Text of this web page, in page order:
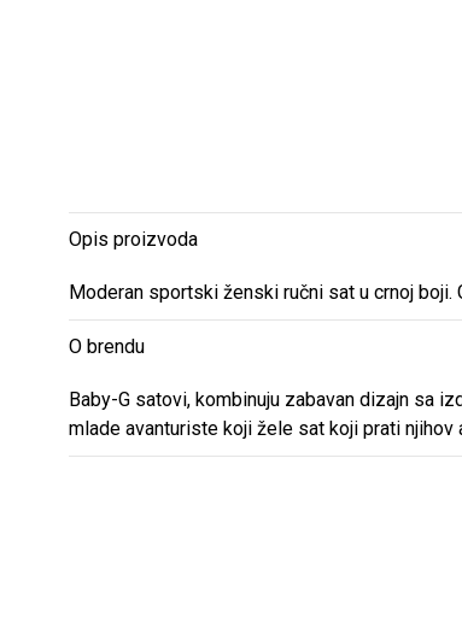
Opis proizvoda
Moderan sportski ženski ručni sat u crnoj boji.
O brendu
Baby-G satovi, kombinuju zabavan dizajn sa
mlade avanturiste koji žele sat koji prati njihov